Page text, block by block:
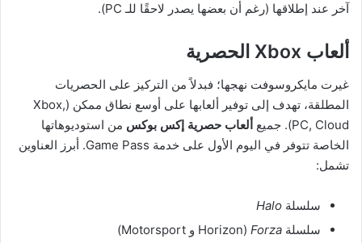
آخر عند إطلاقها (رغم أن بعضها يصدر لاحقًا للـ PC).
ألعاب Xbox الحصرية
غيرت مايكروسوفت نهجها؛ فبدلاً من التركيز على الحصريات
المطلقة، تهدف إلى توفير ألعابها على أوسع نطاق ممكن (Xbox,
PC, Cloud). جميع
ألعاب حصرية إكس بوكس من استوديوهاتها
الخاصة تتوفر في اليوم الأول على خدمة Game Pass. أبرز العناوين
تشمل:
سلسلة Halo
سلسلة Forza (Horizon و Motorsport)